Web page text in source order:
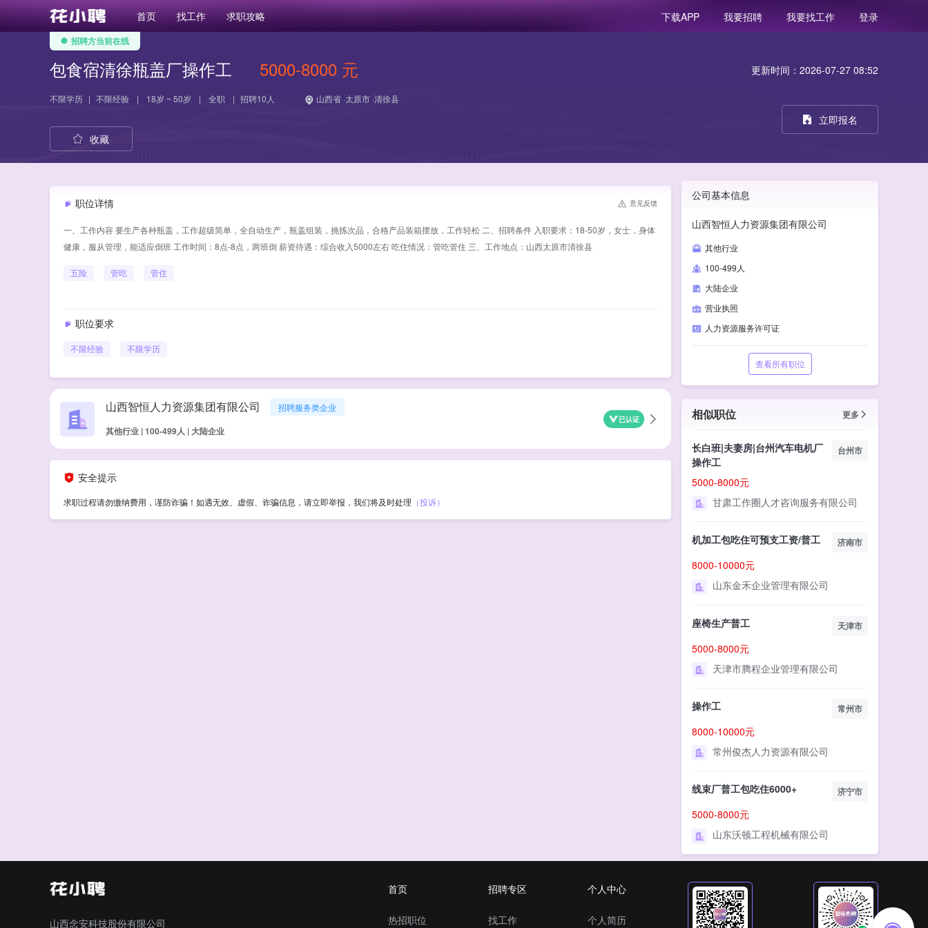
首页 找工作 求职攻略 下载APP 我要招聘 我要找工作 登录
招聘方当前在线
包食宿清徐瓶盖厂操作工 5000-8000 元
不限学历 | 不限经验 | 18岁 ~ 50岁 | 全职 | 招聘10人 山西省 ·太原市 ·清徐县
收藏
职位详情 意见反馈
一、工作内容 要生产各种瓶盖，工作超级简单，全自动生产，瓶盖组装，挑拣次品，合格产品装箱摆放，工作轻松 二、招聘条件 入职要求：18-50岁，女士，身体
健康，服从管理，能适应倒班 工作时间：8点-8点，两班倒 薪资待遇：综合收入5000左右 吃住情况：管吃管住 三、工作地点：山西太原市清徐县
五险 管吃 管住
职位要求
不限经验 不限学历
山西智恒人力资源集团有限公司 招聘服务类企业
其他行业 | 100-499人 | 大陆企业
已认证
安全提示
求职过程请勿缴纳费用，谨防诈骗！如遇无效、虚假、诈骗信息，请立即举报，我们将及时处理 （投诉）
更新时间：2026-07-27 08:52
立即报名
公司基本信息
山西智恒人力资源集团有限公司
其他行业
100-499人
大陆企业
营业执照
人力资源服务许可证
查看所有职位
相似职位 更多
长白班|夫妻房|台州汽车电机厂
操作工
台州市
5000-8000元
甘肃工作圈人才咨询服务有限公司
机加工包吃住可预支工资/普工 济南市
8000-10000元
山东金禾企业管理有限公司
座椅生产普工 天津市
5000-8000元
天津市腾程企业管理有限公司
操作工 常州市
8000-10000元
常州俊杰人力资源有限公司
线束厂普工包吃住6000+ 济宁市
5000-8000元
山东沃顿工程机械有限公司
山西念安科技股份有限公司
首页
热招职位
招聘专区
找工作
个人中心
个人简历